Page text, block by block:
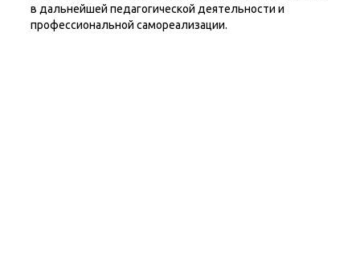
в дальнейшей педагогической деятельности и
профессиональной самореализации.